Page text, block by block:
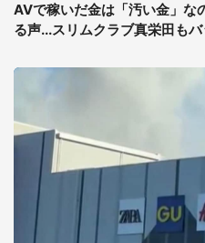
AVで稼いだ金は「汚い金」な
る声...スリムクラブ真栄田もバ